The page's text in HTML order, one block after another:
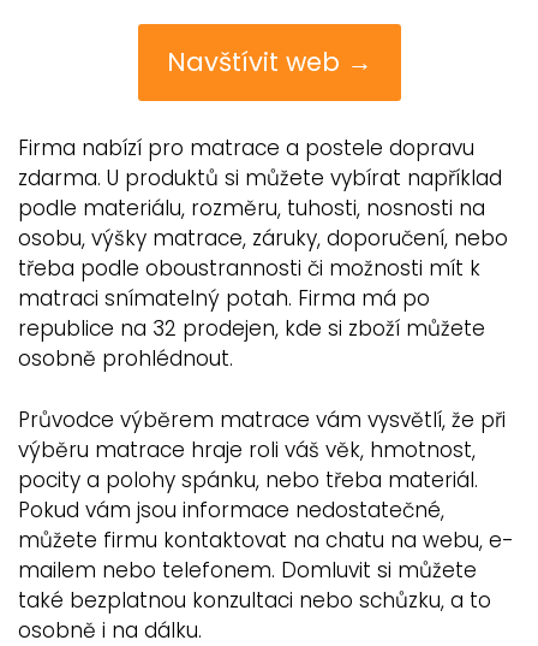
Navštívit web →
Firma nabízí pro matrace a postele dopravu
zdarma. U produktů si můžete vybírat například
podle materiálu, rozměru, tuhosti, nosnosti na
osobu, výšky matrace, záruky, doporučení, nebo
třeba podle oboustrannosti či možnosti mít k
matraci snímatelný potah. Firma má po
republice na 32 prodejen, kde si zboží můžete
osobně prohlédnout.
Průvodce výběrem matrace vám vysvětlí, že při
výběru matrace hraje roli váš věk, hmotnost,
pocity a polohy spánku, nebo třeba materiál.
Pokud vám jsou informace nedostatečné,
můžete firmu kontaktovat na chatu na webu, e-
mailem nebo telefonem. Domluvit si můžete
také bezplatnou konzultaci nebo schůzku, a to
osobně i na dálku.